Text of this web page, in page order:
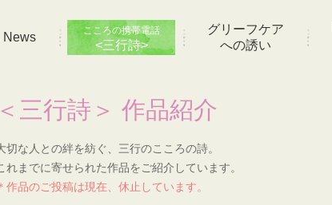
News こころの携帯電話
<三行詩>
グリーフケア
への誘い
＜三行詩＞ 作品紹介
切な人との絆を紡ぐ、三行のこころの詩。
れまでに寄せられた作品をご紹介しています。
作品のご投稿は現在、休止しています。